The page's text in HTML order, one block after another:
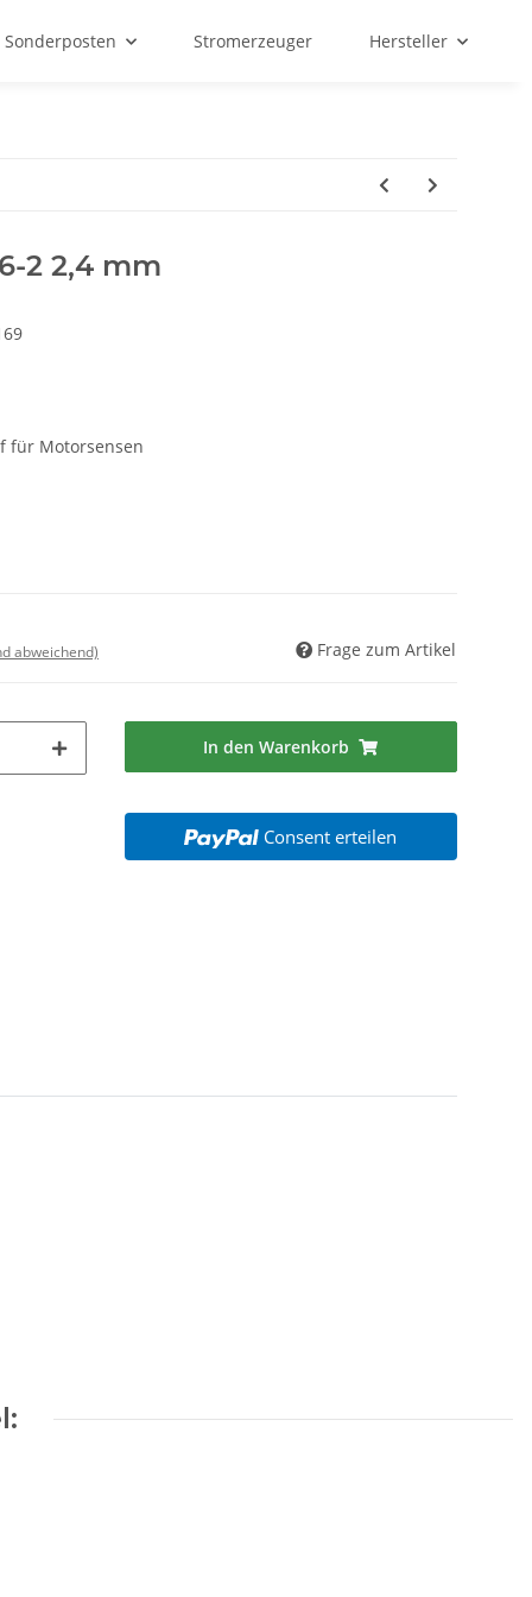
Sonderposten Stromerzeuger Hersteller
2 2,4 mm
für Motorsensen
abweichend) Frage zum Artikel
In den Warenkorb
Consent erteilen